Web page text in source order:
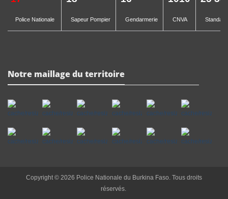
Police Nationale Sapeur Pompier Gendarmerie CNVA
Notre maillage du territoire
Copyright © 2026 Police Nationale du Burkina Faso. Tous droits
réservés.